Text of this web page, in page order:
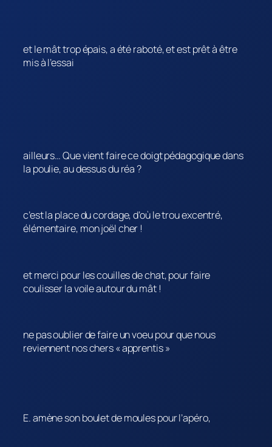
et le mât trop épais, a été raboté, et est prêt à être
mis à l’essai
ailleurs… Que vient faire ce doigt pédagogique dans
la poulie, au dessus du réa ?
c’est la place du cordage, d’où le trou excentré,
élémentaire, mon joël cher !
et merci pour les couilles de chat, pour faire
coulisser la voile autour du mât !
ne pas oublier de faire un voeu pour que nous
reviennent nos chers « apprentis »
E. amène son boulet de moules pour l’apéro,